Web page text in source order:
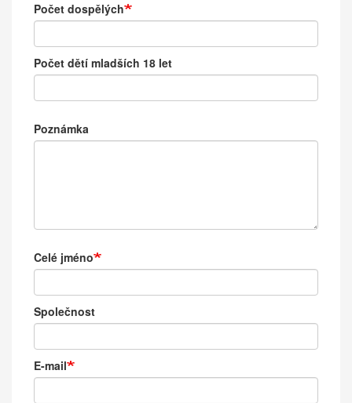
Počet dospělých
Počet dětí mladších 18 let
Poznámka
Kontaktní
údaje
Celé jméno
Společnost
E-mail